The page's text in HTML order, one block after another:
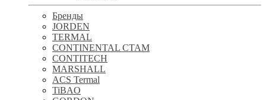
Бренды
JORDEN
TERMAL
CONTINENTAL CTAM
CONTITECH
MARSHALL
ACS Termal
TiBAO